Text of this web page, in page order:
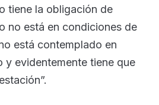
tiene la obligación de
no está en condiciones de
está contemplado en
y evidentemente tiene que